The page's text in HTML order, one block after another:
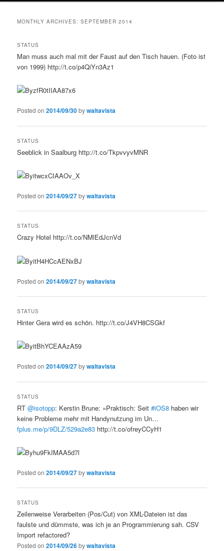
MONTHLY ARCHIVES:SEPTEMBER 2014
STATUS
Man muss auch mal mit der Faust auf den Tisch hauen. (Foto ist
von 1999) http://t.co/p4QiYn3Az1
Posted on2014/09/30bywaltavista
STATUS
Seeblick in Saalburg http://t.co/TkpvvyvMNR
Posted on2014/09/27bywaltavista
STATUS
Crazy Hotel http://t.co/NMlEdJcnVd
Posted on2014/09/27bywaltavista
STATUS
Hinter Gera wird es schön. http://t.co/J4VH8CSGkf
Posted on2014/09/27bywaltavista
STATUS
RT@isotopp: Kerstin Brune: »Praktisch: Seit#iOS8 haben wir
keine Probleme mehr mit Handynutzung im Un…
fplus.me/p/9DLZ/529a2e83 http://t.co/ofreyCCyH1
Posted on2014/09/27bywaltavista
STATUS
Zeilenweise Verarbeiten (Pos/Cut) von XML-Dateien ist das
faulste und dümmste, was ich je an Programmierung sah. CSV
Import refactored?
Posted on2014/09/26bywaltavista